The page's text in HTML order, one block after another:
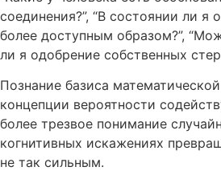
соединения?”, “В состоянии ли я
более доступным образом?”,
ли я одобрение собственных
Познание базиса
концепции вероятности
более трезвое понимание
когнитивных искажениях
не так сильным.